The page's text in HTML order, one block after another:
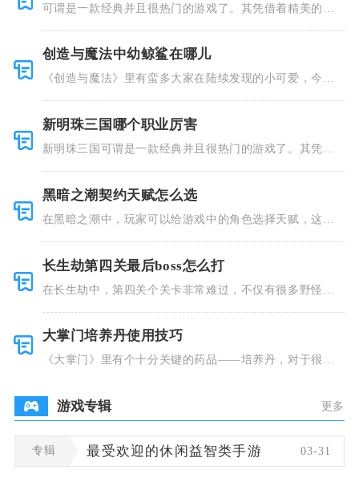
可谓是一款经典并且很热门的游戏了。其凭借着精美的画
创造与魔法中幼鲸鲨在哪儿
《创造与魔法》里有蛮多大家在陆续发现的小可爱，今天
新明珠三国哪个职业厉害
新明珠三国可谓是一款经典并且很热门的游戏了。其凭借
黑暗之潮契约天赋怎么选
在黑暗之潮中，玩家可以给游戏中的角色选择天赋，这些
长生劫第四关最后boss怎么打
在长生劫中，第四关个关卡非常难过，不仅有很多野怪，
大掌门培养丹使用技巧
《大掌门》里有个十分关键的药品——培养丹，对于很多
游戏专辑 更多
专辑 最受欢迎的休闲益智类手游 03-31